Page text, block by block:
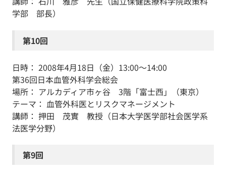
学部 部長）
第10回
日時： 2008年4月18日（金）13:00～14:00
第36回日本血管外科学会総会
場所： アルカディア市ヶ谷 3階「富士西」（東京）
テーマ： 血管外科医とリスクマネージメント
講師： 押田 茂實 教授（日本大学医学部社会医学系
法医学分野）
第9回